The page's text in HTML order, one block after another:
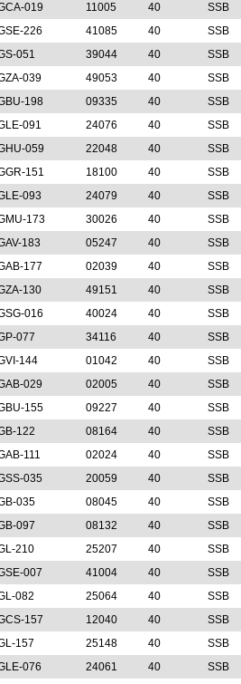
019 11005 40 SSB
226 41085 40 SSB
051 39044 40 SSB
039 49053 40 SSB
198 09335 40 SSB
091 24076 40 SSB
059 22048 40 SSB
151 18100 40 SSB
093 24079 40 SSB
173 30026 40 SSB
183 05247 40 SSB
177 02039 40 SSB
130 49151 40 SSB
016 40024 40 SSB
077 34116 40 SSB
144 01042 40 SSB
029 02005 40 SSB
155 09227 40 SSB
122 08164 40 SSB
111 02024 40 SSB
035 20059 40 SSB
035 08045 40 SSB
097 08132 40 SSB
210 25207 40 SSB
007 41004 40 SSB
082 25064 40 SSB
157 12040 40 SSB
157 25148 40 SSB
076 24061 40 SSB